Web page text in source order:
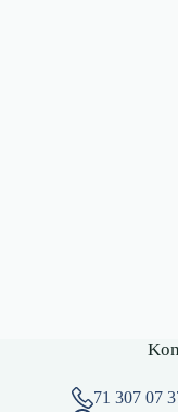
71 307 07